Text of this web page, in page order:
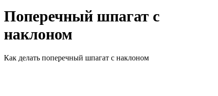
Поперечный шпагат с
наклоном
Как делать поперечный шпагат с наклоном